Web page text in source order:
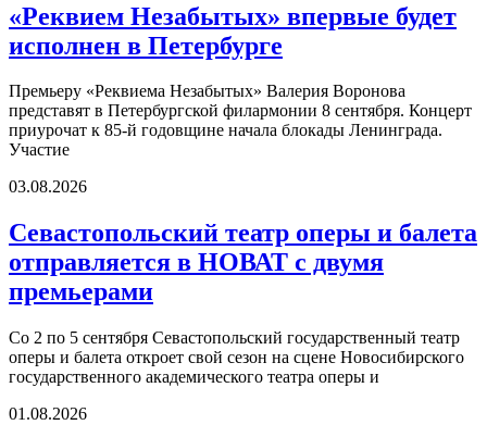
«Реквием Незабытых» впервые будет
исполнен в Петербурге
Премьеру «Реквиема Незабытых» Валерия Воронова
представят в Петербургской филармонии 8 сентября. Концерт
приурочат к 85-й годовщине начала блокады Ленинграда.
Участие
03.08.2026
Севастопольский театр оперы и балета
отправляется в НОВАТ с двумя
премьерами
Со 2 по 5 сентября Севастопольский государственный театр
оперы и балета откроет свой сезон на сцене Новосибирского
государственного академического театра оперы и
01.08.2026